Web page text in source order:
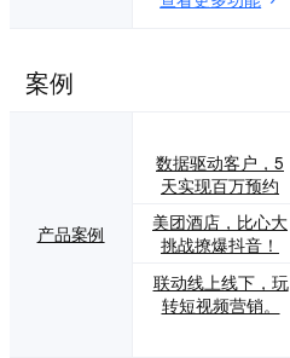
案例
产品案例
数据驱动客户，5
天实现百万预约
美团酒店，比心大
挑战撩爆抖音！
联动线上线下，玩
转短视频营销。